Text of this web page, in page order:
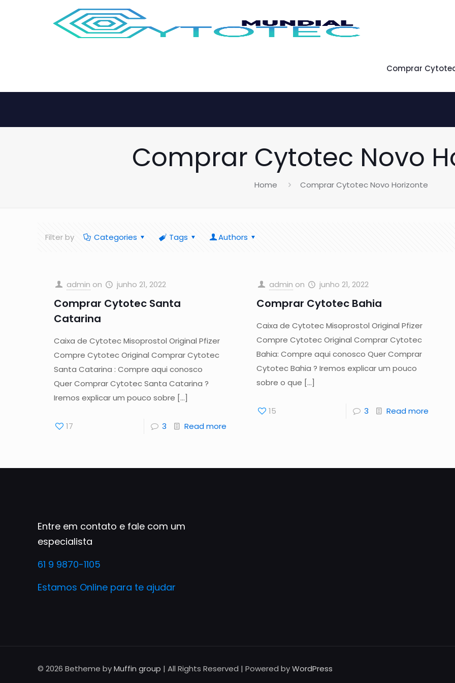
Comprar
Comprar Cytotec Novo
Home Comprar Cytotec Novo Horizonte
Filter by Categories Tags Authors
admin on junho 21, 2022
Comprar Cytotec Santa
Catarina
Caixa de Cytotec Misoprostol Original Pfizer
Compre Cytotec Original Comprar Cytotec
Santa Catarina : Compre aqui conosco
Quer Comprar Cytotec Santa Catarina ?
Iremos explicar um pouco sobre […]
17 3 Read more
admin on junho 21, 2022
Comprar Cytotec Bahia
Caixa de Cytotec Misoprostol Original Pfizer
Compre Cytotec Original Comprar Cytotec
Bahia: Compre aqui conosco Quer Comprar
Cytotec Bahia ? Iremos explicar um pouco
sobre o que […]
15 3 Read more
Entre em contato e fale com um
especialista
61 9 9870-1105
Estamos Online para te ajudar
© 2026 Betheme byMuffin group | All Rights Reserved | Powered byWordPress